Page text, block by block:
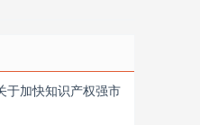
于加快知识产权强市